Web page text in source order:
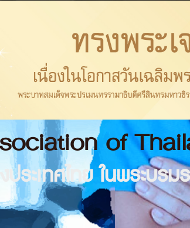
of
ระเทศไทย ในพระบร